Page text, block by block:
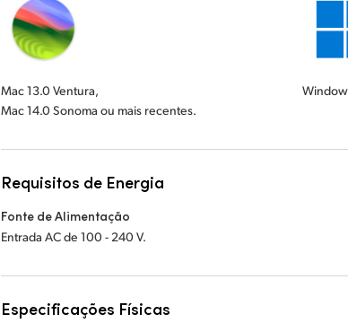
Mac 13.0 Ventura,
Mac 14.0 Sonoma ou mais recentes.
Requisitos de Energia
Fonte de Alimentação
Entrada AC de 100 - 240 V.
Especificações Físicas